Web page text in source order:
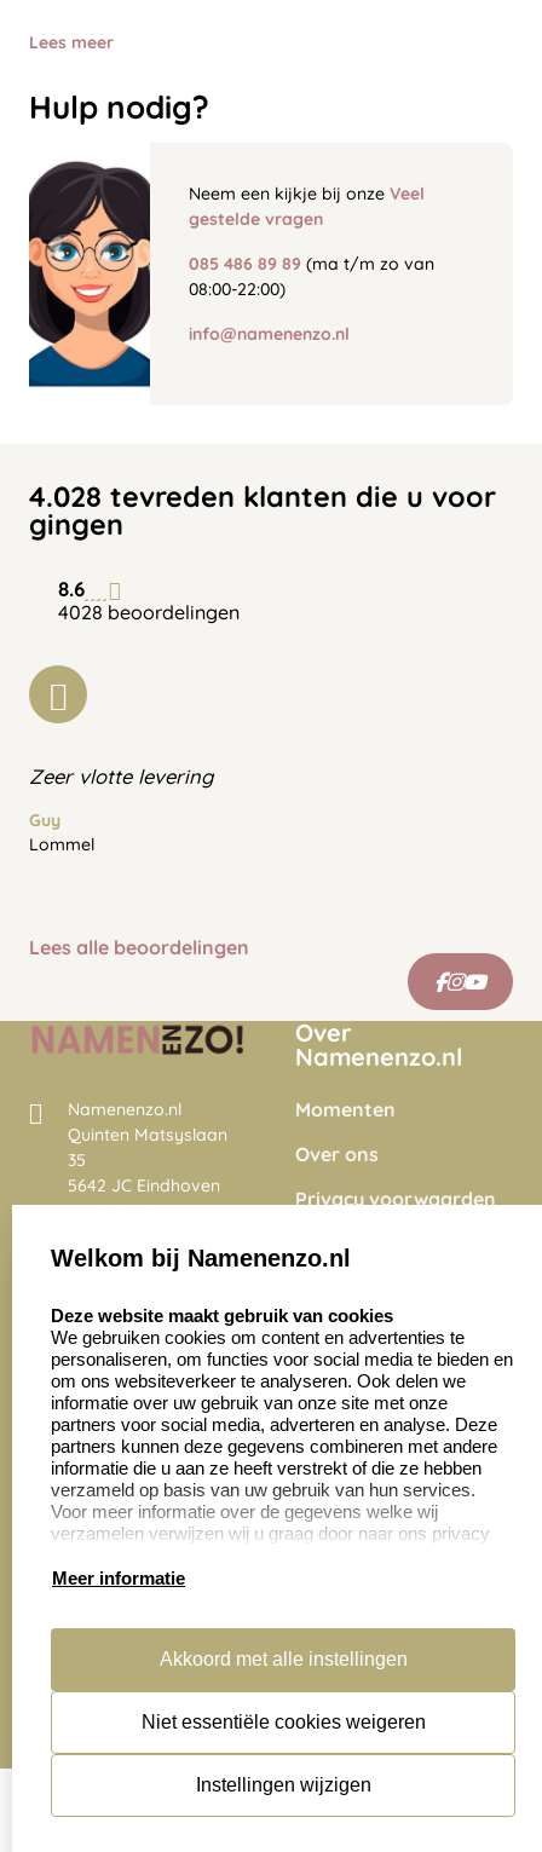
Lees meer
Hulp nodig?
Neem een kijkje bij onze Veel
gestelde vragen
085 486 89 89 (ma t/m zo van
08:00-22:00)
info@namenenzo.nl
4.028 tevreden klanten die u voor
gingen
8.6
4028 beoordelingen
Zeer vlotte levering
Guy
Lommel
Lees alle beoordelingen
Namenenzo.nl
Quinten Matsyslaan
35
5642 JC Eindhoven
Nederland
4028 beoordelingen
Over
Namenenzo.nl
Momenten
Over ons
Privacy voorwaarden
Onze vacatures
Zakelijk:
Aanvraag op maat
Cadeaubonnen
Klantenservice:
Contact opnemen
Veelgestelde vragen
Retourneren
handleidingen
algemene voorwaarden
disclaimer
Cookies resetten
© copyright 2026
Welkom bij Namenenzo.nl
Deze website maakt gebruik van cookies
We gebruiken cookies om content en advertenties te
personaliseren, om functies voor social media te bieden en
om ons websiteverkeer te analyseren. Ook delen we
informatie over uw gebruik van onze site met onze
partners voor social media, adverteren en analyse. Deze
partners kunnen deze gegevens combineren met andere
informatie die u aan ze heeft verstrekt of die ze hebben
verzameld op basis van uw gebruik van hun services.
Voor meer informatie over de gegevens welke wij
verzamelen verwijzen wij u graag door naar ons privacy
Meer informatie
Akkoord met alle instellingen
Niet essentiële cookies weigeren
Instellingen wijzigen